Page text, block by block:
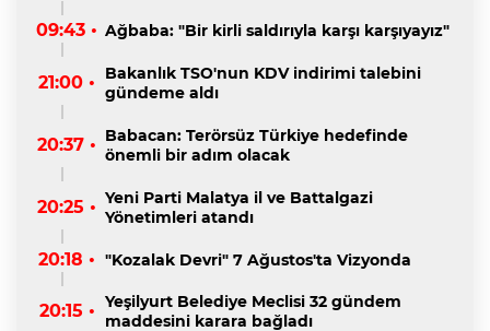
09:43 • Ağbaba: "Bir kirli saldırıyla karşı karşıyayız"
21:00 •
Bakanlık TSO'nun KDV indirimi talebini
gündeme aldı
20:37 • Babacan: Terörsüz Türkiye hedefinde
önemli bir adım olacak
20:25 • Yeni Parti Malatya il ve Battalgazi
Yönetimleri atandı
20:18 • "Kozalak Devri" 7 Ağustos'ta Vizyonda
20:15 • Yeşilyurt Belediye Meclisi 32 gündem
maddesini karara bağladı